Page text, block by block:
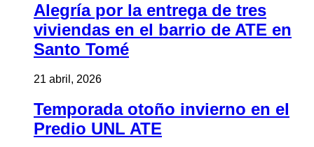
Alegría por la entrega de tres
viviendas en el barrio de ATE en
Santo Tomé
21 abril, 2026
Temporada otoño invierno en el
Predio UNL ATE